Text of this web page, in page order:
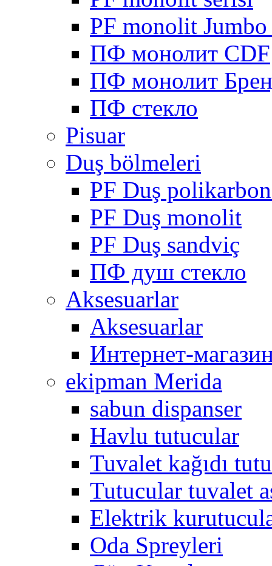
PF monolit
ПФ монолит CDF
ПФ монолит
ПФ стекло
Pisuar
Duş bölmeleri
PF Duş
PF Duş monolit
PF Duş sandviç
ПФ душ стекло
Aksesuarlar
Aksesuarlar
Интернет-
ekipman Merida
sabun dispanser
Havlu tutucular
Tuvalet kağıdı
Tutucular tuvalet
Elektrik
Oda Spreyleri